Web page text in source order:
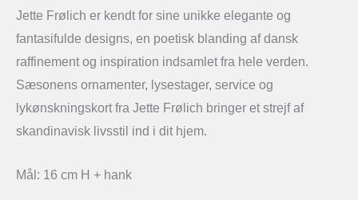
Jette Frølich er kendt for sine unikke elegante og
fantasifulde designs, en poetisk blanding af dansk
raffinement og inspiration indsamlet fra hele verden.
Sæsonens ornamenter, lysestager, service og
lykønskningskort fra Jette Frølich bringer et strejf af
skandinavisk livsstil ind i dit hjem.
Mål: 16 cm H + hank